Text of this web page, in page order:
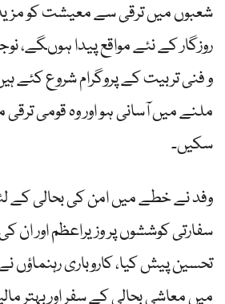
شعبوں میں ترقی سے معیشت کو
روزگار کے نئے مواقع پیدا ہوںگے،
و فنی تربیت کے پروگرام شروع کئے
ملنے میں آسانی ہو اور وہ قومی ترقی
سکیں۔
وفد نے خطے میں امن کی بحالی کے
سفارتی کوششوں پر وزیراعظم اور ان
تحسین پیش کیا، کاروباری رہنماؤں
میں معاشی بحالی کے سفر اور بہتر